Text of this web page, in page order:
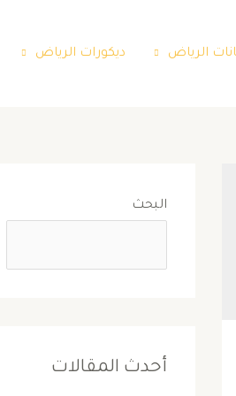
الرياض ديكورات الرياض
البحث
أحدث المقالات